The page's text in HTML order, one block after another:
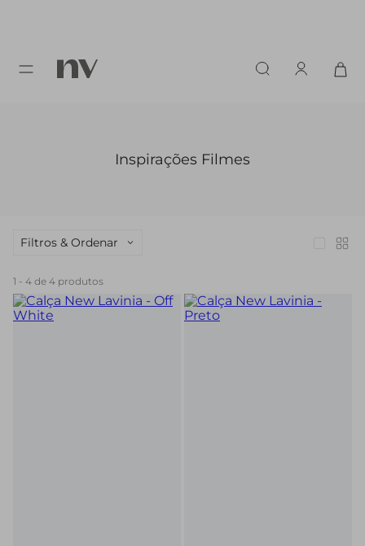
Inspirações Filmes
Filtros & Ordenar
1 - 4 de 4 produtos